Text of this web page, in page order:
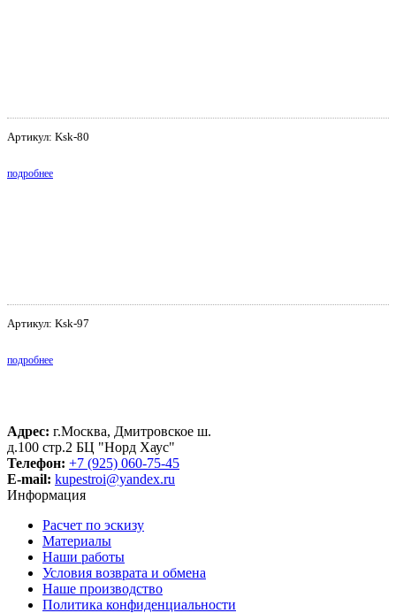
Артикул: Ksk-80
подробнее
Артикул: Ksk-97
подробнее
Адрес: г.Москва, Дмитровское ш.
д.100 стр.2 БЦ "Норд Хаус"
Телефон: +7 (925) 060-75-45
E-mail: kupestroi@yandex.ru
Информация
Расчет по эскизу
Материалы
Наши работы
Условия возврата и обмена
Наше производство
Политика конфиденциальности